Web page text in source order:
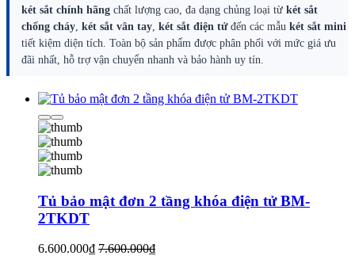
két sắt chính hãng chất lượng cao, đa dạng chủng loại từ két sắt
chống cháy két sắt vân tay két sắt điện tửđến các mẫu két sắt mini
tiết kiệm diện tích. Toàn bộ sản phẩm được phân phối với mức giá ưu
đãi nhất, hỗ trợ vận chuyển nhanh và bảo hành uy tín.
Tủ bảo mật đơn 2 tầng khóa điện tử BM-
2TKDT
6.600.000₫ 7.600.000₫